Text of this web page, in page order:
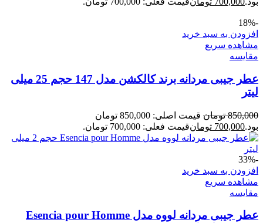
-18%
افزودن به سبد خرید
مشاهده سریع
مقایسه
عطر جیبی مردانه برند کالکشن مدل 147 حجم 25 میلی
لیتر
850,000 تومان
قیمت اصلی: 850,000 تومان
بود.700,000 تومانقیمت فعلی: 700,000 تومان.
-33%
افزودن به سبد خرید
مشاهده سریع
مقایسه
عطر جیبی مردانه لووه مدل Esencia pour Homme